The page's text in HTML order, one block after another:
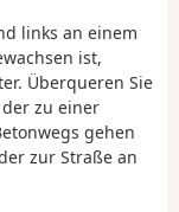
links an einem
ist,
Überqueren Sie
zu einer
gehen
zur Straße an